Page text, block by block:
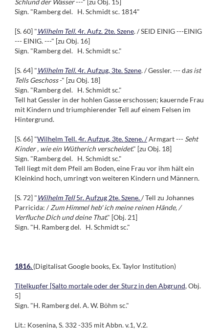
Sign. "Ramberg del. H. Schmidt sc. 1814"
[S. 60] "Wilhelm Tell.4r. Aufz. 2te. Szene. / SEID EINIG ---EINIG
--- EINIG. ---" [zu Obj. 16]
Sign. "Ramberg del. H. Schmidt sc."
[S. 64] "Wilhelm Tell.4r. Aufzug, 3te. Szene. / Gessler. --- das ist
Tells Geschoss-" [zu Obj. 18]
Sign. "Ramberg del. H. Schmidt sc."
Tell hat Gessler in der hohlen Gasse erschossen; kauernde Frau
mit Kindern und triumphierender Tell auf einem Felsen im
Hintergrund.
[S. 66] "Wilhelm Tell. 4r. Aufzug, 3te. Szene. /Armgart --- Seht
Kinder , wie ein Wütherich verscheidet." [zu Obj. 18]
Sign. "Ramberg del. H. Schmidt sc."
Tell liegt mit dem Pfeil am Boden, eine Frau vor ihm hält ein
Kleinkind hoch, umringt von weiteren Kindern und Männern.
[S. 72] "Wilhelm Tell5r. Aufzug 2te. Szene./ Tell zu Johannes
Parricida: /Zum Himmel heb' ich meine reinen Hände, /
Verfluche Dich und deine That." [Obj. 21]
Sign. "H. Ramberg del. H. Schmidt sc."
1816. (Digitalisat Google books, Ex. Taylor Institution)
Titelkupfer [Salto mortale oder der Sturz in den Abgrund, Obj.
5]
Sign. "H. Ramberg del. A. W. Böhm sc."
Lit.: Kosenina, S. 332 -335 mit Abbn. v.1, V.2.